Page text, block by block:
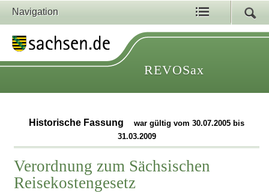
Navigation
REVOSax
Historische Fassung
war gültig vom 30.07.2005 bis
31.03.2009
Verordnung zum Sächsischen
Reisekostengesetz